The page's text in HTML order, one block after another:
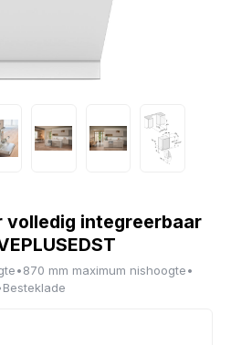
volledig integreerbaar
•870 mm maximum nishoogte•
Besteklade